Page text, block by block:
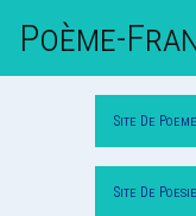
Poème-Fr
Site De
Site De Poesie